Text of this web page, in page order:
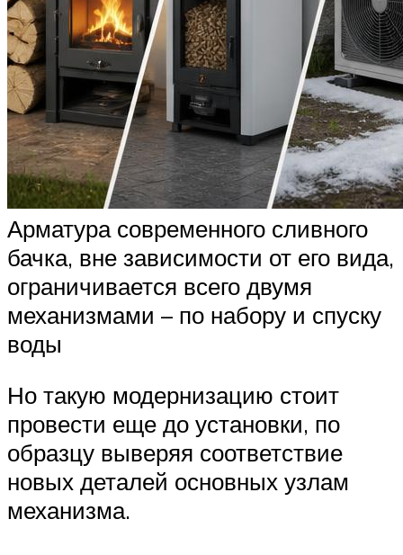
Арматура современного сливного
бачка, вне зависимости от его вида,
ограничивается всего двумя
механизмами – по набору и спуску
воды
Но такую модернизацию стоит
провести еще до установки, по
образцу выверяя соответствие
новых деталей основных узлам
механизма.